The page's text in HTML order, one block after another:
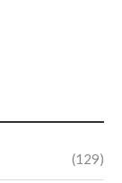
(129)